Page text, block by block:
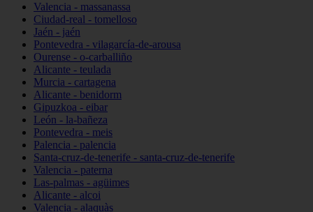
Valencia - massanassa
Ciudad-real - tomelloso
Jaén - jaén
Pontevedra - vilagarcía-de-arousa
Ourense - o-carballiño
Alicante - teulada
Murcia - cartagena
Alicante - benidorm
Gipuzkoa - eibar
León - la-bañeza
Pontevedra - meis
Palencia - palencia
Santa-cruz-de-tenerife - santa-cruz-de-tenerife
Valencia - paterna
Las-palmas - agüimes
Alicante - alcoi
Valencia - alaquàs